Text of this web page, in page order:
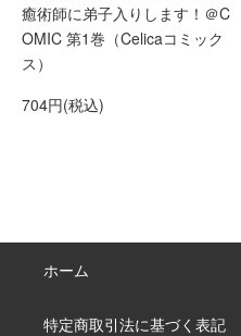
癒術師に弟子入りします！＠C
OMIC 第1巻（Celicaコミック
ス）
704円(税込)
ホーム
特定商取引法に基づく表記